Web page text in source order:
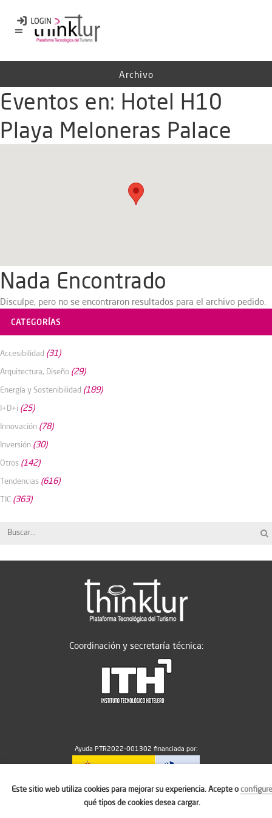
Archivo
Eventos en: Hotel H10
Playa Meloneras Palace
Nada Encontrado
Disculpe, pero no se encontraron resultados para el archivo pedido.
CATEGORÍAS
Accesibilidad (31)
Arquitectura, Diseño (29)
Energía y Sostenibilidad (189)
I+D+i (25)
Innovación (78)
Inversión (30)
Otros (142)
Tendencias (616)
TIC (363)
Coordinación y secretaría técnica:
Ayuda PTR2022-001302 financiada por:
MICIU/AEI/10.13039/501100011033
Este sitio web utiliza cookies para mejorar su experiencia. Acepte oconfigure
qué tipos de cookies desea cargar.